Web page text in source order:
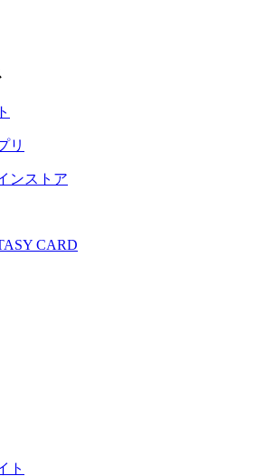
リ
ンストア
CARD
ト